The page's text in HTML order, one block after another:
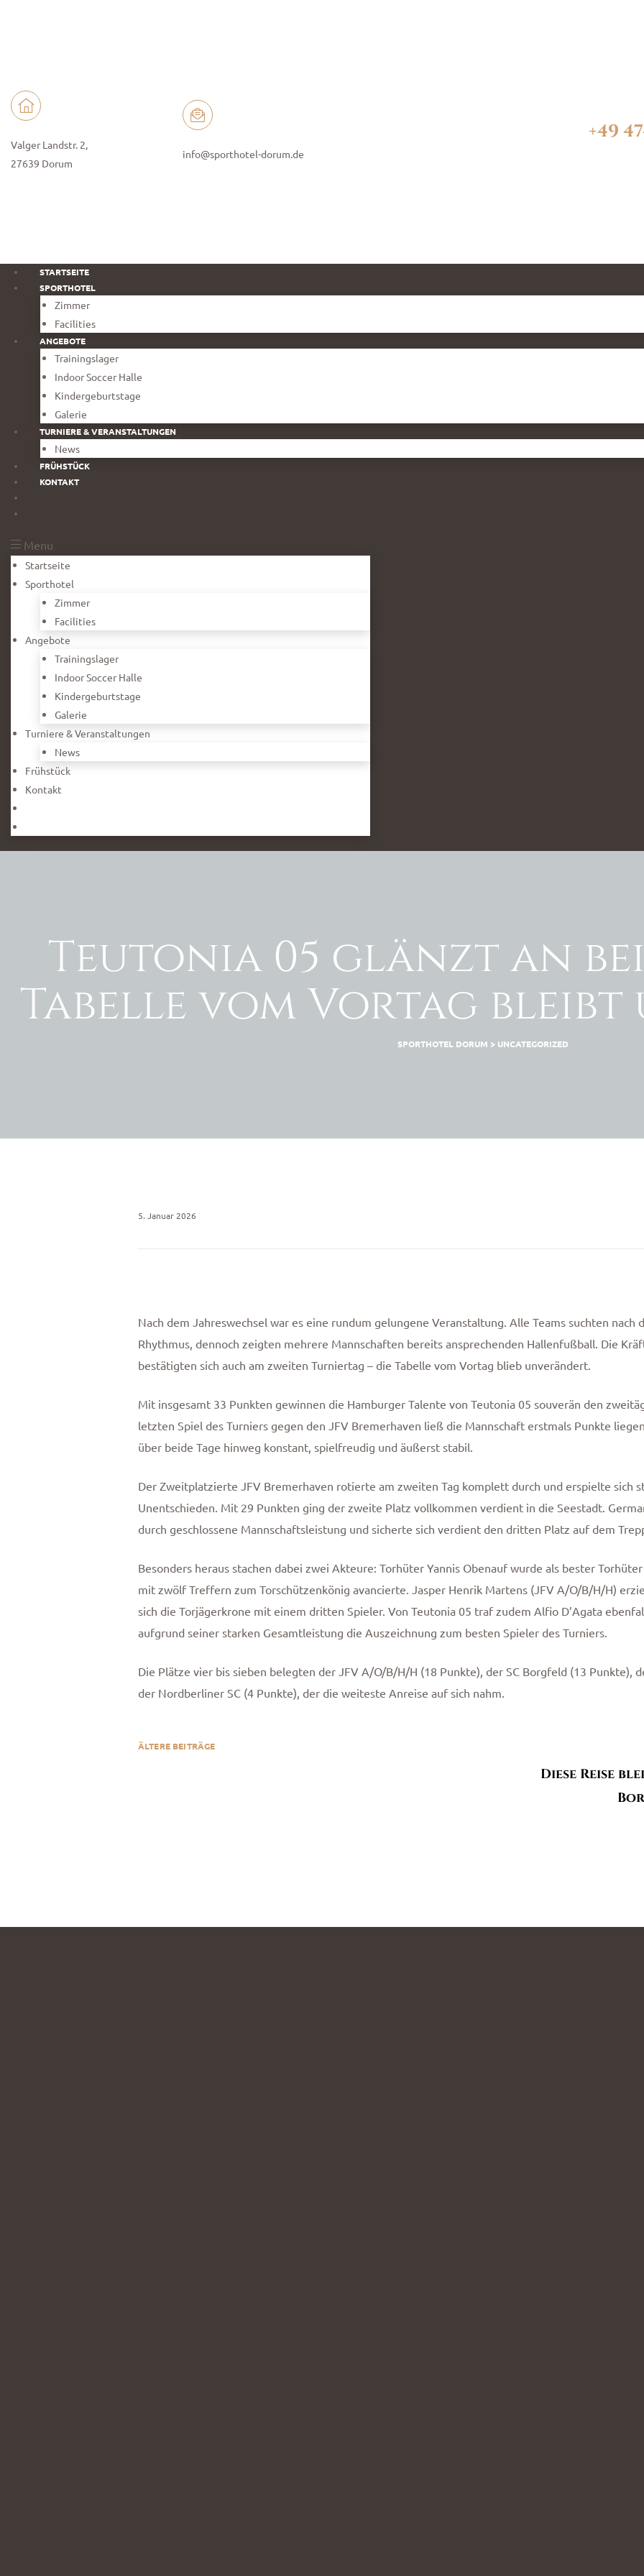
Valger Landstr. 2,
27639 Dorum
info@sporthotel-dorum.de
+49
STARTSEITE
SPORTHOTEL
Zimmer
Facilities
ANGEBOTE
Trainingslager
Indoor Soccer Halle
Kindergeburtstage
Galerie
TURNIERE & VERANSTALTUNGEN
News
FRÜHSTÜCK
KONTAKT
Menu
Startseite
Sporthotel
Zimmer
Facilities
Angebote
Trainingslager
Indoor Soccer Halle
Kindergeburtstage
Galerie
Turniere & Veranstaltungen
News
Frühstück
Kontakt
Teutonia 05 glänzt an
Tabelle vom Vortag
SPORTHOTEL DORUM > UNCATEGORIZED
5. Januar 2026
Nach dem Jahreswechsel war es eine rundum gelungene Veranstaltung. Alle Teams suchten nach
Rhythmus, dennoch zeigten mehrere Mannschaften bereits ansprechenden Hallenfußball. Die
bestätigten sich auch am zweiten Turniertag – die Tabelle vom Vortag blieb unverändert.
Mit insgesamt 33 Punkten gewinnen die Hamburger Talente von Teutonia 05 souverän den
letzten Spiel des Turniers gegen den JFV Bremerhaven ließ die Mannschaft erstmals Punkte
über beide Tage hinweg konstant, spielfreudig und äußerst stabil.
Der Zweitplatzierte JFV Bremerhaven rotierte am zweiten Tag komplett durch und erspielte sich
Unentschieden. Mit 29 Punkten ging der zweite Platz vollkommen verdient in die Seestadt.
durch geschlossene Mannschaftsleistung und sicherte sich verdient den dritten Platz auf dem
Besonders heraus stachen dabei zwei Akteure: Torhüter Yannis Obenauf wurde als bester
mit zwölf Treffern zum Torschützenkönig avancierte. Jasper Henrik Martens (JFV A/O/B/H/H)
sich die Torjägerkrone mit einem dritten Spieler. Von Teutonia 05 traf zudem Alfio D’Agata
aufgrund seiner starken Gesamtleistung die Auszeichnung zum besten Spieler des Turniers.
Die Plätze vier bis sieben belegten der JFV A/O/B/H/H (18 Punkte), der SC Borgfeld (13 Punkte),
der Nordberliner SC (4 Punkte), der die weiteste Anreise auf sich nahm.
ÄLTERE BEITRÄGE
Diese Reise